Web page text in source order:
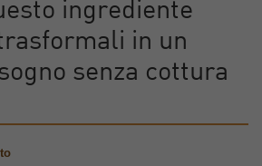
ingrediente
in un
senza cottura